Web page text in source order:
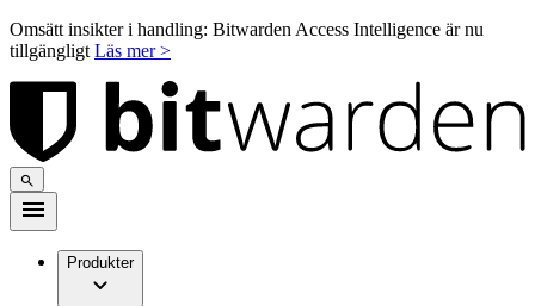
Omsätt insikter i handling: Bitwarden Access Intelligence är nu
tillgängligt Läs mer >
Produkter